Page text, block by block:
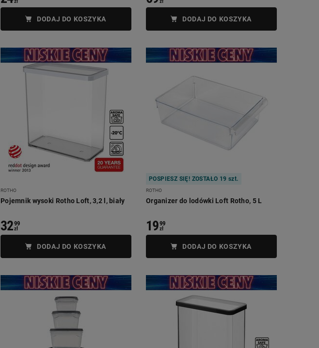
DODAJ DO KOSZYKA DODAJ DO KOSZYKA
ROTHO
Pojemnik wysoki Rotho Loft, 3,2 l, biały
3299
zł
DODAJ DO KOSZYKA
POSPIESZ SIĘ! ZOSTAŁO 19 szt.
ROTHO
Organizer do lodówki Loft Rotho, 5 L
1999
zł
DODAJ DO KOSZYKA